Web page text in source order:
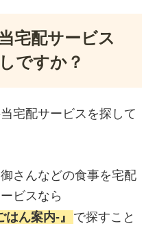
宅配サービス
ですか？
宅配サービスを探して
さんなどの食事を宅配
ビスなら
ん案内‐』
で探すこと